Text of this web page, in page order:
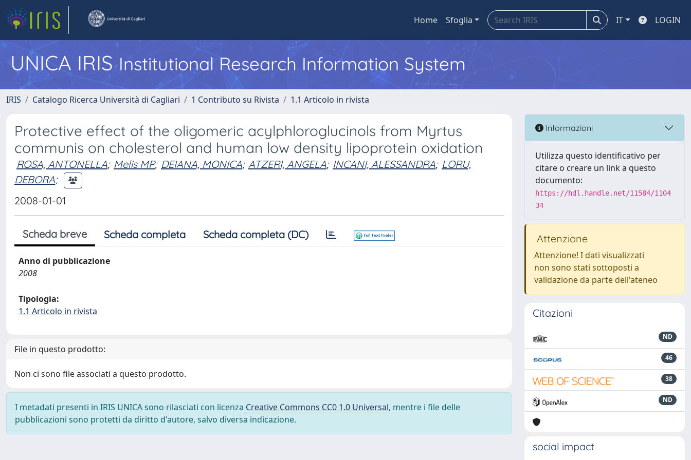
Home Sfoglia IT LOGIN
UNICA IRISInstitutional Research Information System
IRIS Catalogo Ricerca Università di Cagliari 1 Contributo su Rivista 1.1 Articolo in rivista
Protective effect of the oligomeric acylphloroglucinols from Myrtus
communis on cholesterol and human low density lipoprotein oxidation
ROSA, ANTONELLA; Melis MP; DEIANA, MONICA; ATZERI, ANGELA; INCANI, ALESSANDRA; LORU,
DEBORA;
2008-01-01
Scheda breve Scheda completa Scheda completa (DC)
Anno di pubblicazione
2008
Tipologia:
1.1 Articolo in rivista
File in questo prodotto:
Non ci sono file associati a questo prodotto.
I metadati presenti in IRIS UNICA sono rilasciati con licenza Creative Commons CC0 1.0 Universal, mentre i file delle
pubblicazioni sono protetti da diritto d'autore, salvo diversa indicazione.
Informazioni
Utilizza questo identificativo per
citare o creare un link a questo
documento:
https://hdl.handle.net/11584/1104
34
Attenzione
Attenzione! I dati visualizzati
non sono stati sottoposti a
validazione da parte dell'ateneo
Citazioni
ND
46
38
ND
social impact